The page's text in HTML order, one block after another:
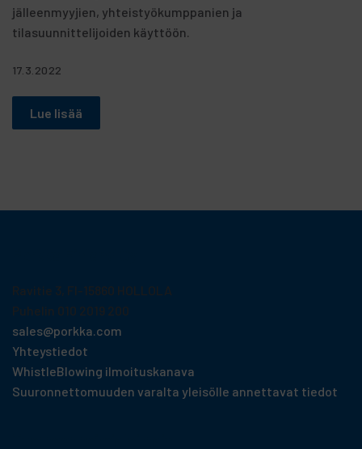
jälleenmyyjien, yhteistyökumppanien ja
tilasuunnittelijoiden käyttöön.
17.3.2022
Lue lisää
Ravitie 3, FI-15860 HOLLOLA
Puhelin 010 2019 200
sales@porkka.com
Yhteystiedot
WhistleBlowing ilmoituskanava
Suuronnettomuuden varalta yleisölle annettavat tiedot